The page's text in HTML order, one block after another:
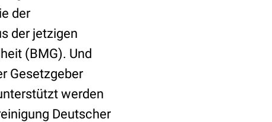
der
der jetzigen
(BMG). Und
Gesetzgeber
werden
Deutscher